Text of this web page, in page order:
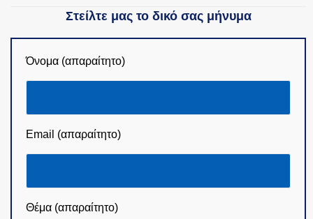
Στείλτε μας το δικό σας μήνυμα
Όνομα (απαραίτητο)
Email (απαραίτητο)
Θέμα (απαραίτητο)